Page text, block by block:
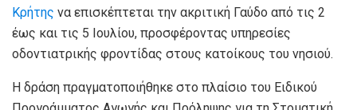
Κρήτης να επισκέπτεται την ακριτική Γαύδο από τις 2
έως και τις 5 Ιουλίου, προσφέροντας υπηρεσίες
οδοντιατρικής φροντίδας στους κατοίκους του νησιού.
Η δράση πραγματοποιήθηκε στο πλαίσιο του Ειδικού